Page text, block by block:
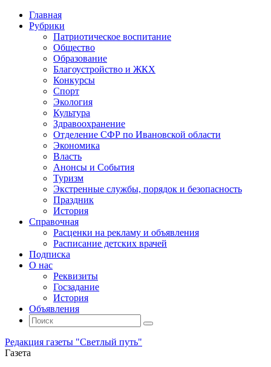
Главная
Рубрики
Патриотическое воспитание
Общество
Образование
Благоустройство и ЖКХ
Конкурсы
Спорт
Экология
Культура
Здравоохранение
Отделение СФР по Ивановской области
Экономика
Власть
Анонсы и События
Туризм
Экстренные службы, порядок и безопасность
Праздник
История
Справочная
Расценки на рекламу и объявления
Расписание детских врачей
Подписка
О нас
Реквизиты
Госзадание
История
Объявления
Поиск
Искать:
Поиск
Редакция газеты "Светлый путь"
Газета